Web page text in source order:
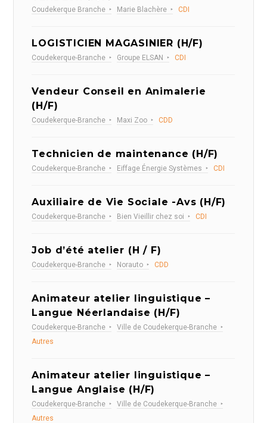
Coudekerque Branche Marie Blachère CDI
LOGISTICIEN MAGASINIER (H/F)
Coudekerque-Branche Groupe ELSAN CDI
Vendeur Conseil en Animalerie
(H/F)
Coudekerque-Branche Maxi Zoo CDD
Technicien de maintenance (H/F)
Coudekerque-Branche Eiffage Énergie Systèmes CDI
Auxiliaire de Vie Sociale -Avs (H/F)
Coudekerque-Branche Bien Vieillir chez soi CDI
Job d’été atelier (H / F)
Coudekerque-Branche Norauto CDD
Animateur atelier linguistique –
Langue Néerlandaise (H/F)
Coudekerque-Branche
Ville de Coudekerque-Branche
Autres
Animateur atelier linguistique –
Langue Anglaise (H/F)
Coudekerque-Branche
Ville de Coudekerque-Branche
Autres